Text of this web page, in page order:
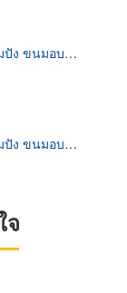
มอบและเค้ก
มอบและเค้ก